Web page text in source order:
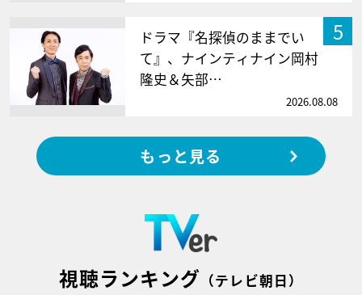
5
ドラマ『名探偵のままでい
て』、ナインティナイン岡村
隆史＆矢部…
2026.08.08
もっと見る
視聴ランキング （テレビ朝日）